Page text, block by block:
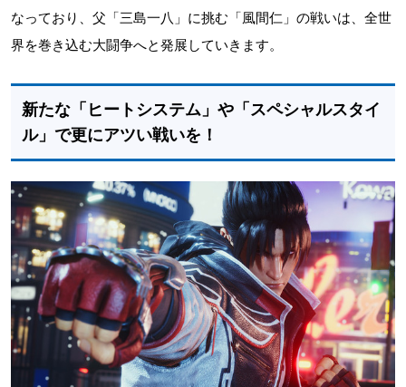
なっており、父「三島一八」に挑む「風間仁」の戦いは、全世
界を巻き込む大闘争へと発展していきます。
新たな「ヒートシステム」や「スペシャルスタイ
ル」で更にアツい戦いを！